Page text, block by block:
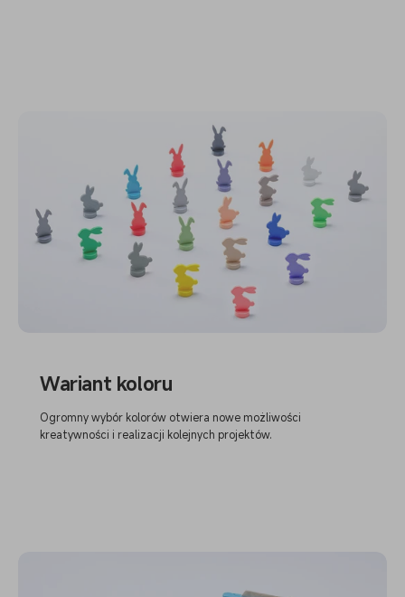
Wariant koloru
Ogromny wybór kolorów otwiera nowe możliwości
kreatywności i realizacji kolejnych projektów.